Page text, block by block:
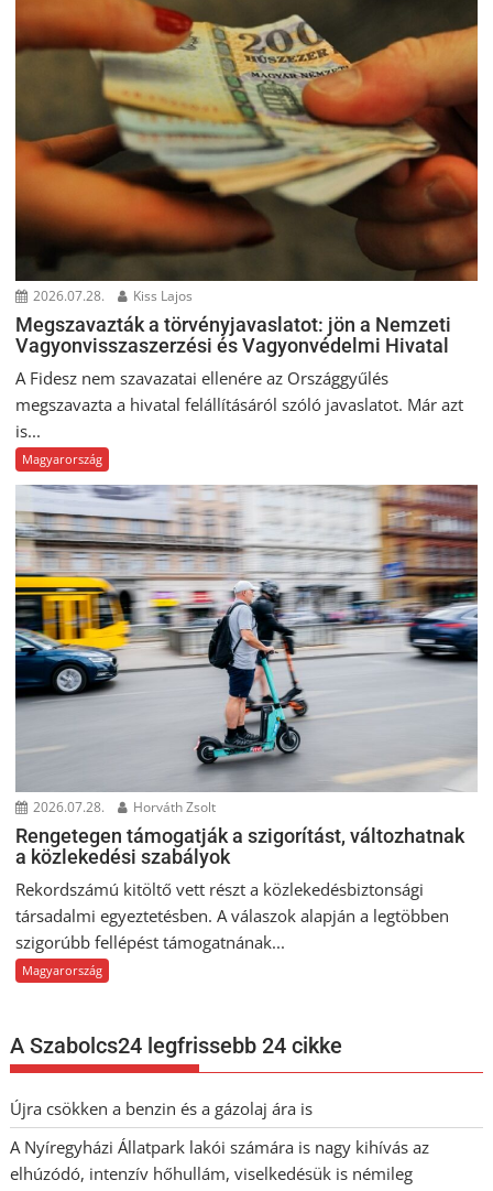
2026.07.28. Kiss Lajos
Megszavazták a törvényjavaslatot: jön a Nemzeti
Vagyonvisszaszerzési és Vagyonvédelmi Hivatal
A Fidesz nem szavazatai ellenére az Országgyűlés
megszavazta a hivatal felállításáról szóló javaslatot. Már azt
is...
Magyarország
2026.07.28. Horváth Zsolt
Rengetegen támogatják a szigorítást, változhatnak
a közlekedési szabályok
Rekordszámú kitöltő vett részt a közlekedésbiztonsági
társadalmi egyeztetésben. A válaszok alapján a legtöbben
szigorúbb fellépést támogatnának...
Magyarország
A Szabolcs24 legfrissebb 24 cikke
Újra csökken a benzin és a gázolaj ára is
A Nyíregyházi Állatpark lakói számára is nagy kihívás az
elhúzódó, intenzív hőhullám, viselkedésük is némileg